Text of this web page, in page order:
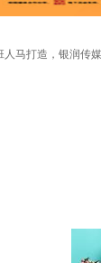
马打造，银润传